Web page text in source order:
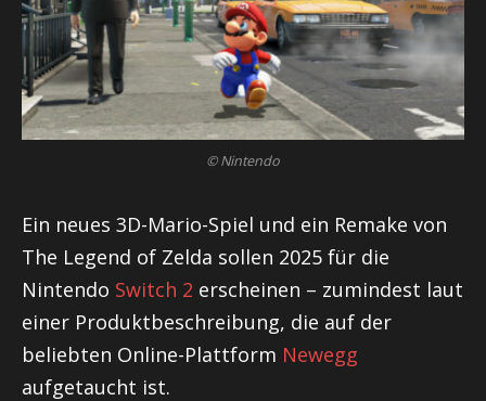
© Nintendo
Ein neues 3D-Mario-Spiel und ein Remake von
The Legend of Zelda sollen 2025 für die
Nintendo Switch 2 erscheinen – zumindest laut
einer Produktbeschreibung, die auf der
beliebten Online-Plattform Newegg
aufgetaucht ist.